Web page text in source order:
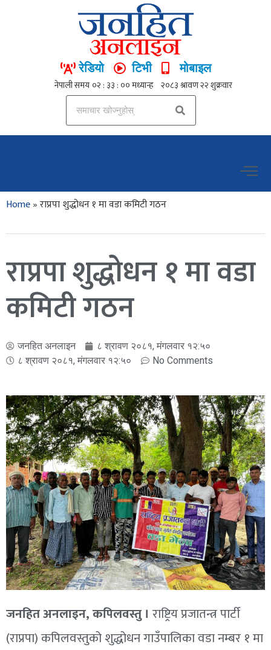
रेडियो टिभी मोबाइल
Home»राप्रपा शुद्धोधन १ मा वडा कमिटी गठन
राप्रपा शुद्धोधन १ मा वडा
कमिटी गठन
जनहित अनलाइन
८ श्रावण २०८१, मंगलवार १२:५०
८ श्रावण २०८१, मंगलवार १२:५०
No Comments
जनहित अनलाइन, कपिलवस्तु । राष्ट्रिय प्रजातन्त्र पार्टी
(राप्रपा) कपिलवस्तुको शुद्धोधन गाउँपालिका वडा नम्बर १ मा